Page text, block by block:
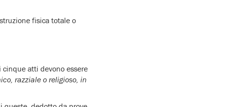
fisica totale o
atti devono essere
razziale o religioso, in